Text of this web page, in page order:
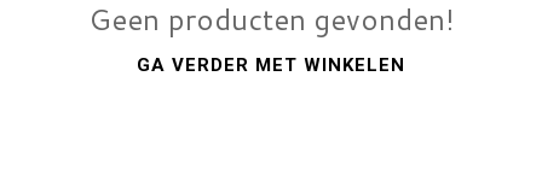
Geen producten gevonden!
GA VERDER MET WINKELEN